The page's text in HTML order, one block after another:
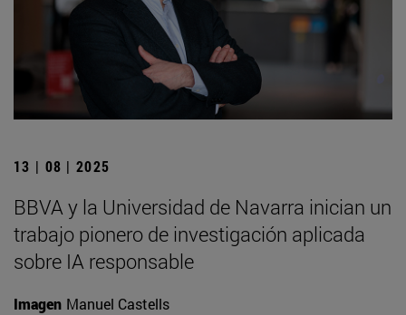
13 | 08 | 2025
BBVA y la Universidad de Navarra inician un
trabajo pionero de investigación aplicada
sobre IA responsable
Imagen Manuel Castells